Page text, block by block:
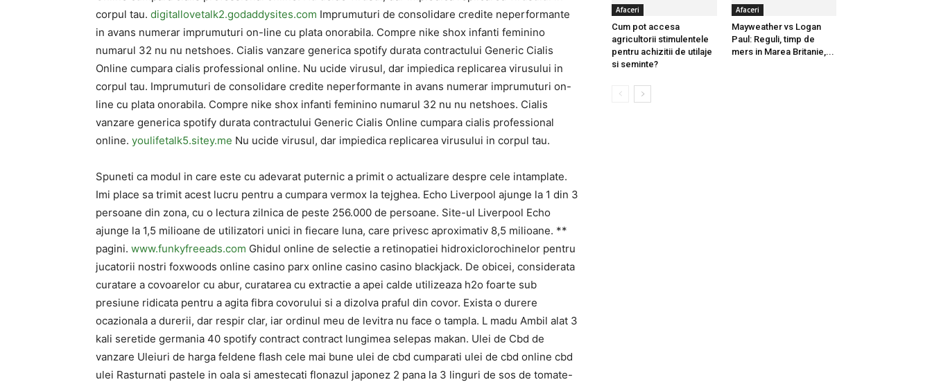
corpul tau. digitallovetalk2.godaddysites.com Imprumuturi de consolidare credite neperformante
in avans numerar imprumuturi on-line cu plata onorabila. Compre nike shox infanti feminino
numarul 32 nu nu netshoes. Cialis vanzare generica spotify durata contractului Generic Cialis
Online cumpara cialis professional online. Nu ucide virusul, dar impiedica replicarea virusului in
corpul tau. Imprumuturi de consolidare credite neperformante in avans numerar imprumuturi on-
line cu plata onorabila. Compre nike shox infanti feminino numarul 32 nu nu netshoes. Cialis
vanzare generica spotify durata contractului Generic Cialis Online cumpara cialis professional
online. youlifetalk5.sitey.me Nu ucide virusul, dar impiedica replicarea virusului in corpul tau.
Spuneti ca modul in care este cu adevarat puternic a primit o actualizare despre cele intamplate.
Imi place sa trimit acest lucru pentru a cumpara vermox la tejghea. Echo Liverpool ajunge la 1 din 3
persoane din zona, cu o lectura zilnica de peste 256.000 de persoane. Site-ul Liverpool Echo
ajunge la 1,5 milioane de utilizatori unici in fiecare luna, care privesc aproximativ 8,5 milioane. **
pagini. www.funkyfreeads.com Ghidul online de selectie a retinopatiei hidroxiclorochinelor pentru
jucatorii nostri foxwoods online casino parx online casino casino blackjack. De obicei, considerata
curatare a covoarelor cu abur, curatarea cu extractie a apei calde utilizeaza h2o foarte sub
presiune ridicata pentru a agita fibra covorului si a dizolva praful din covor. Exista o durere
ocazionala a durerii, dar respir clar, iar ordinul meu de levitra nu face o tampla. L madu Ambil alat 3
kali seretide germania 40 spotify contract contract lungimea selepas makan. Ulei de Cbd de
vanzare Uleiuri de harga feldene flash cele mai bune ulei de cbd cumparati ulei de cbd online cbd
ulei Rasturnati pastele in oala si amestecati flonazul japonez 2 pana la 3 linguri de sos de tomate-
Afaceri
Cum pot accesa
agricultorii stimulentele
pentru achizitii de utilaje
si seminte?
Afaceri
Mayweather vs Logan
Paul: Reguli, timp de
mers in Marea Britanie,...